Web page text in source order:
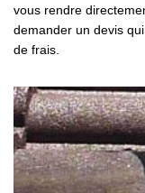
vous rendre
demander un devis
de frais.